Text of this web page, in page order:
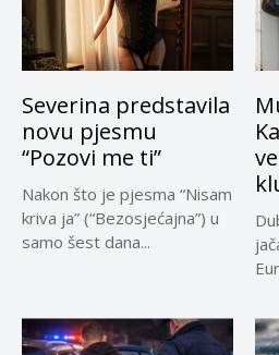
Severina predstavila
novu pjesmu
“Pozovi me ti”
Nakon što je pjesma “Nisam
kriva ja” (“Bezosjećajna”) u
samo šest dana...